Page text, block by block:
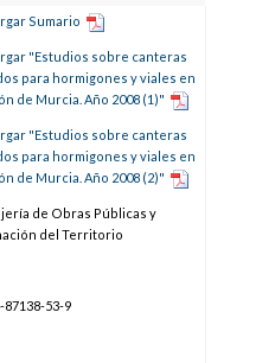
Sumario
"Estudios sobre canteras
para hormigones y viales en
de Murcia. Año 2008 (1)"
"Estudios sobre canteras
para hormigones y viales en
de Murcia. Año 2008 (2)"
de Obras Públicas y
del Territorio
87138-53-9